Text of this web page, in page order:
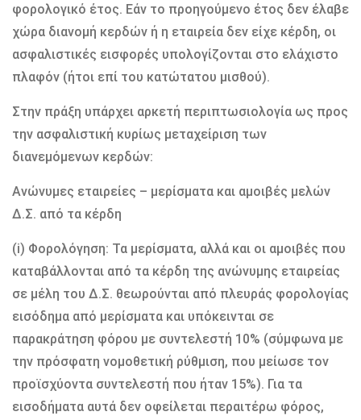
φορολογικό έτος. Εάν το προηγούμενο έτος δεν έλαβε
χώρα διανομή κερδών ή η εταιρεία δεν είχε κέρδη, οι
ασφαλιστικές εισφορές υπολογίζονται στο ελάχιστο
πλαφόν (ήτοι επί του κατώτατου μισθού).
Στην πράξη υπάρχει αρκετή περιπτωσιολογία ως προς
την ασφαλιστική κυρίως μεταχείριση των
διανεμόμενων κερδών:
Ανώνυμες εταιρείες – μερίσματα και αμοιβές μελών
Δ.Σ. από τα κέρδη
(i) Φορολόγηση: Τα μερίσματα, αλλά και οι αμοιβές που
καταβάλλονται από τα κέρδη της ανώνυμης εταιρείας
σε μέλη του Δ.Σ. θεωρούνται από πλευράς φορολογίας
εισόδημα από μερίσματα και υπόκεινται σε
παρακράτηση φόρου με συντελεστή 10% (σύμφωνα με
την πρόσφατη νομοθετική ρύθμιση, που μείωσε τον
προϊσχύοντα συντελεστή που ήταν 15%). Για τα
εισοδήματα αυτά δεν οφείλεται περαιτέρω φόρος,